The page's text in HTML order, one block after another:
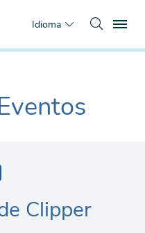
Idioma
Clipper